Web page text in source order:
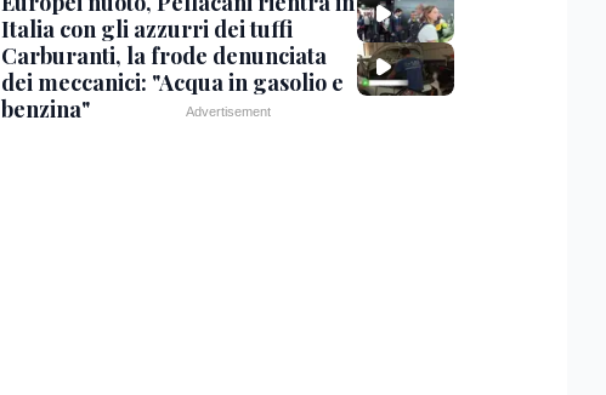
Italia con gli azzurri dei tuffi
Carburanti, la frode denunciata
dei meccanici: "Acqua in gasolio e
benzina"